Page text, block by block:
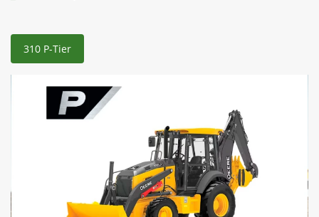
310 P-Tier